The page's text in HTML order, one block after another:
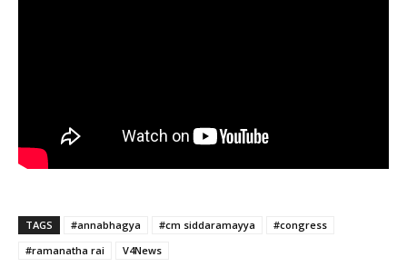
TAGS #annabhagya #cm siddaramayya
#congress
#ramanatha rai
V4News